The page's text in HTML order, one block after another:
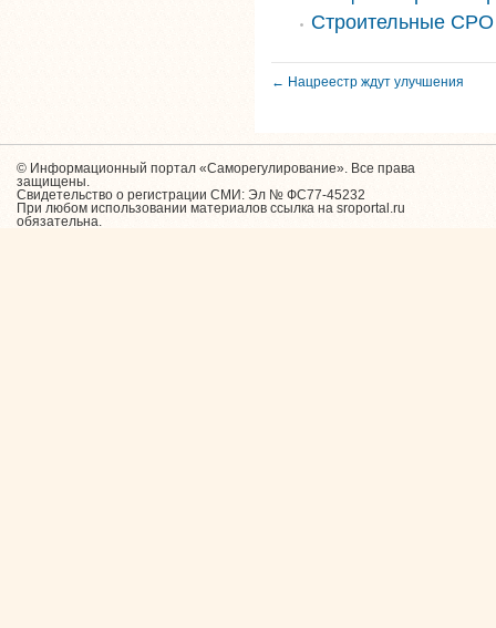
Строительные
← Нацреестр ждут улучшения
© Информационный портал «Саморегулирование». Все права
защищены.
Свидетельство о регистрации СМИ: Эл № ФС77-45232
При любом использовании материалов ссылка на sroportal.ru
обязательна.